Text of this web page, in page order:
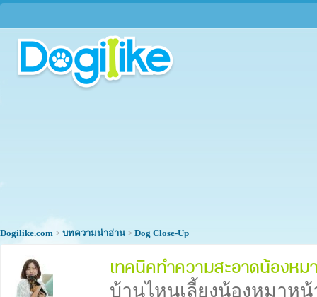
Dogilike.com > บทความน่าอ่าน > Dog Close-Up
เทคนิคทำความสะอาดน้องห
บ้านไหนเลี้ยงน้องหมาห